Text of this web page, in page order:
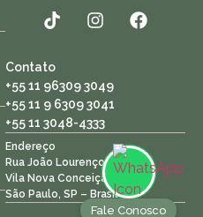
Fale Conosco
Contato
+55 11 96309 3049
+55 11 9 6309 3041
+55 11 3048-4333
Endereço
Rua João Lourenço, 234
Vila Nova Conceição
São Paulo, SP – Brasil